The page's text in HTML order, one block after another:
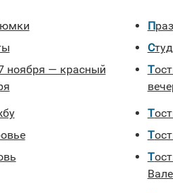
Тосты выпускнику на выпускной
Тосты за Любовь на день Святого